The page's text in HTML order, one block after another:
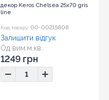
декор Keros Chelsea 25x70 gris
line
Код товару: 00-00215808
Од вим:м.кв.
Розмір:25x70
Залишити відгук
1249 грн